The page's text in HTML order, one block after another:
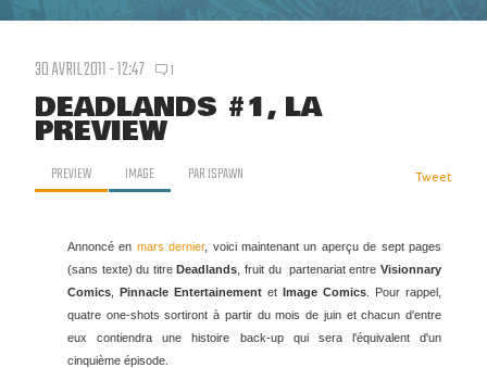
30 AVRIL 2011 - 12:47 1
DEADLANDS #1, LA
PREVIEW
PREVIEW IMAGE PARISPAWN Tweet
Annoncé en mars dernier, voici maintenant un aperçu de sept pages
(sans texte) du titreDeadlands , fruit du partenariat entreVisionnary
Comics
Pinnacle Entertainement et Image Comics . Pour rappel,
quatre one-shots sortiront à partir du mois de juin et chacun d'entre
eux contiendra une histoire back-up qui sera l'équivalent d'un
cinquième épisode.